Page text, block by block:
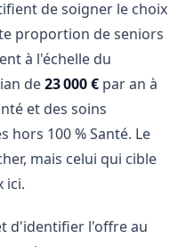
de soigner le choix
proportion de seniors
à l'échelle du
de23 000 € par an à
et des soins
100 % Santé. Le
mais celui qui cible
ici.
d'identifier l'offre au